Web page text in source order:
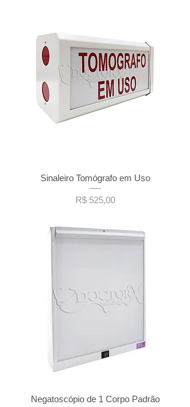
Sinaleiro Tomógrafo em Uso
Preço
R$ 525,00
Negatoscópio de 1 Corpo Padrão